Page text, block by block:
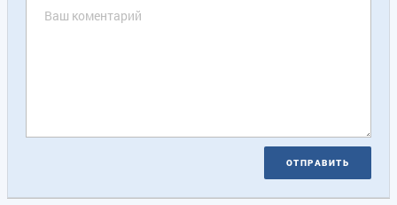
ОТПРАВИТЬ